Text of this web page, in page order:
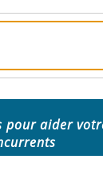
pour aider